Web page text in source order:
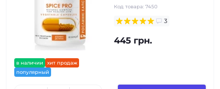
в наличии
хит продаж
популярный
Код товара: 7450
3
445 грн.